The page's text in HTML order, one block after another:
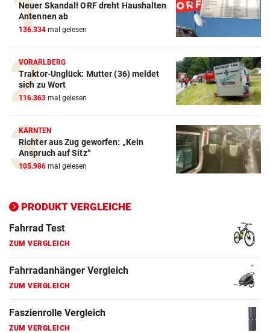
Neuer Skandal! ORF dreht Haushalten
Antennen ab
136.334 mal gelesen
VORARLBERG
Traktor-Unglück: Mutter (36) meldet
sich zu Wort
116.363 mal gelesen
KÄRNTEN
Richter aus Zug geworfen: „Kein
Anspruch auf Sitz“
105.986 mal gelesen
PRODUKT VERGLEICHE
Action-Cam Vergleich
ZUM VERGLEICH
Crosstrainer Vergleich
ZUM VERGLEICH
E-Bike Vergleich
ZUM VERGLEICH
Elektro-Scooter Vergleich
ZUM VERGLEICH
ZUM VERGLEICH
Fahrrad Test
ZUM VERGLEICH
Fahrradanhänger Vergleich
ZUM VERGLEICH
Faszienrolle Vergleich
ZUM VERGLEICH